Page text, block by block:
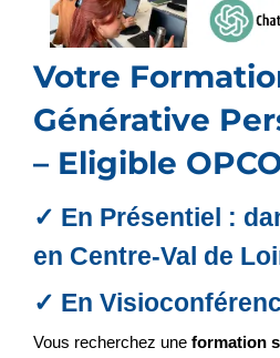
Votre
Générative
– Eligible
✓ En Présentiel :
en Centre-Val de
✓ En
Vous recherchez une formation